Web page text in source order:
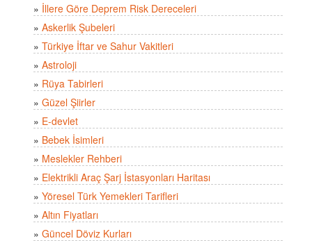
» İllere Göre Deprem Risk Dereceleri
» Askerlik Şubeleri
» Türkiye İftar ve Sahur Vakitleri
» Astroloji
» Rüya Tabirleri
» Güzel Şiirler
» E-devlet
» Bebek İsimleri
» Meslekler Rehberi
» Elektrikli Araç Şarj İstasyonları Haritası
» Yöresel Türk Yemekleri Tarifleri
» Altın Fiyatları
» Güncel Döviz Kurları